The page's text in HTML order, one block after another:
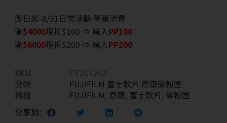
即日起-8/31日常活動 單筆消費
滿$4000現折$100 ⇒ 輸入PP100
滿$6000現折$200 ⇒ 輸入PP200
SKU
CT201262
分類
FUJIFILM 富士軟片 原廠碳粉匣
標籤
FUJIFILM, 原廠, 富士軟片 , 碳粉匣
分享到: